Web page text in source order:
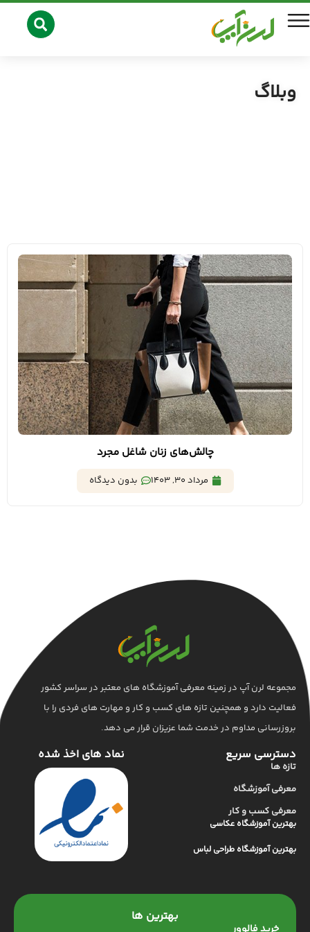
وبلاگ
چالش‌های زنان شاغل مجرد
مرداد 30, 1403 بدون دیدگاه
مجموعه لرن آپ در زمینه معرفی آموزشگاه های معتبر در سراسر کشور
فعالیت دارد و همچنین تازه های کسب و کار و مهارت های فردی را با
بروزرسانی مداوم در خدمت شما عزیزان قرار می دهد.
دسترسی سریع
تازه ها
معرفی آموزشگاه
معرفی کسب و کار
بهترین آموزشگاه عکاسی
بهترین آموزشگاه طراحی لباس
نماد های اخذ شده
بهترین ها